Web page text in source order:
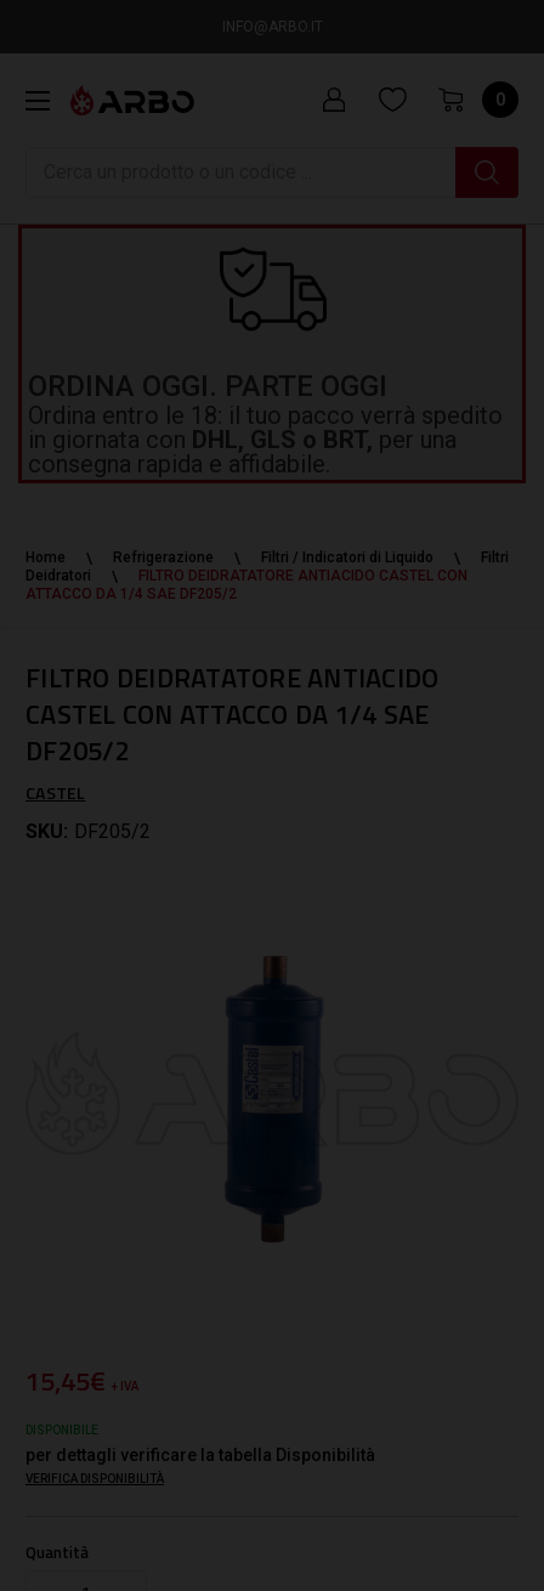
INFO@ARBO.IT
0
ORDINA OGGI. PARTE OGGI
Ordina entro le 18: il tuo pacco verrà spedito
in giornata con DHL, GLS o BRT, per una
consegna rapida e affidabile.
Home Refrigerazione Filtri / Indicatori di Liquido
Filtri
Deidratori
FILTRO DEIDRATATORE ANTIACIDO CASTEL CON
ATTACCO DA 1/4 SAE DF205/2
FILTRO DEIDRATATORE ANTIACIDO
CASTEL CON ATTACCO DA 1/4 SAE
DF205/2
CASTEL
SKU: DF205/2
15,45€ + IVA
DISPONIBILE
per dettagli verificare la tabella Disponibilità
VERIFICA DISPONIBILITÀ
Quantità